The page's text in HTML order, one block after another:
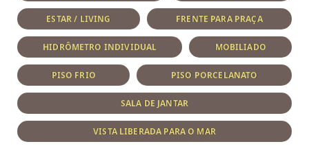
ESTAR / LIVING FRENTE PARA PRAÇA
HIDRÔMETRO INDIVIDUAL MOBILIADO
PISO FRIO PISO PORCELANATO
SALA DE JANTAR
VISTA LIBERADA PARA O MAR